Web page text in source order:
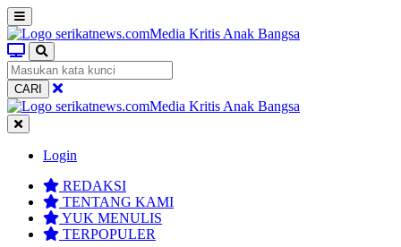
CARI
Login
REDAKSI
TENTANG KAMI
YUK MENULIS
TERPOPULER